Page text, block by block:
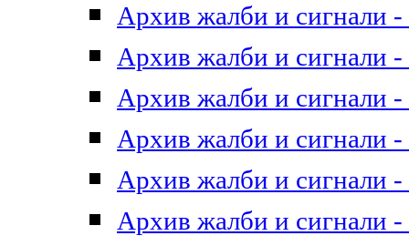
Архив жалби и сигнали -
Архив жалби и сигнали -
Архив жалби и сигнали -
Архив жалби и сигнали -
Архив жалби и сигнали -
Архив жалби и сигнали -